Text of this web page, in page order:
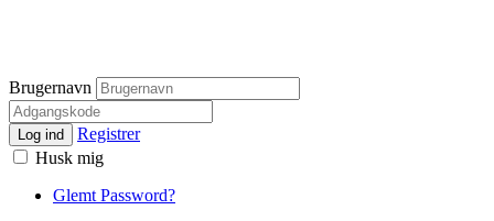
Brugernavn
Log ind
Registrer
Husk mig
Glemt Password?